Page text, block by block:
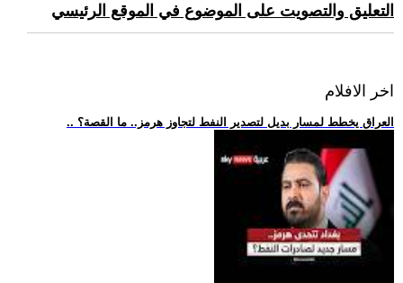
التعليق والتصويت على الموضوع في الموقع الرئيسي
اخر الافلام
.. العراق يخطط لمسار بديل لتصدير النفط لتجاوز هرمز.. ما القصة؟